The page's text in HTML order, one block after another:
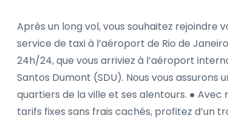
Après un long vol, vous souhaitez
service de taxi à l’aéroport de Rio de
24h/24, que vous arriviez à l’aéroport
Santos Dumont (SDU). Nous vous
quartiers de la ville et ses alentours. ●
tarifs fixes sans frais cachés, profitez d’un